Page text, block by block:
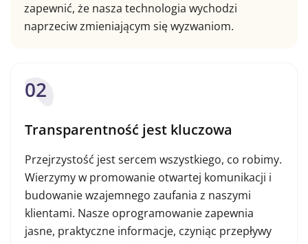
zapewnić, że nasza technologia wychodzi
naprzeciw zmieniającym się wyzwaniom.
02
Transparentność jest kluczowa
Przejrzystość jest sercem wszystkiego, co robimy.
Wierzymy w promowanie otwartej komunikacji i
budowanie wzajemnego zaufania z naszymi
klientami. Nasze oprogramowanie zapewnia
jasne, praktyczne informacje, czyniąc przepływy